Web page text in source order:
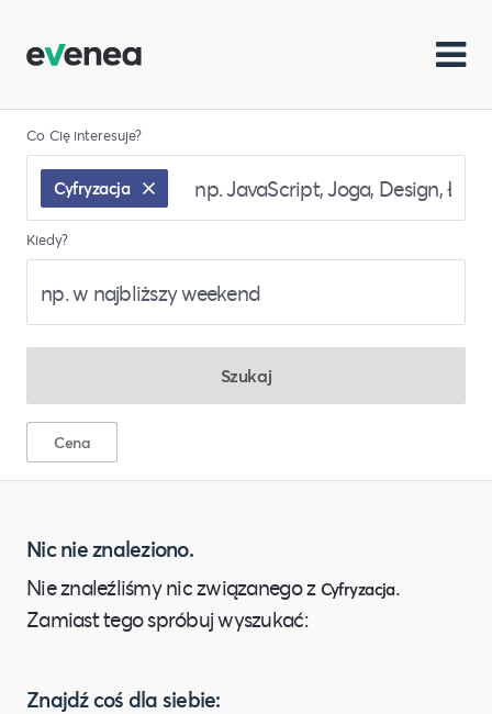
Co Cię interesuje?
Cyfryzacja
Kiedy?
Szukaj
Cena
Nic nie znaleziono.
Nie znaleźliśmy nic związanego z Cyfryzacja.
Zamiast tego spróbuj wyszukać:
Znajdź coś dla siebie: